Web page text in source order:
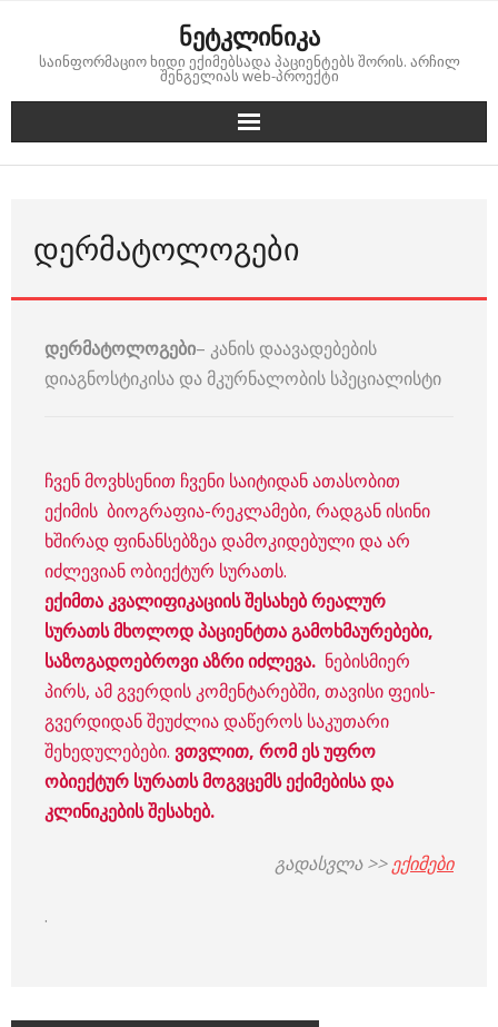
content
ნეტკლინიკა
საინფორმაციო ხიდი ექიმებსადა პაციენტებს შორის. არჩილ
შენგელიას web-პროექტი
ᲓᲔᲠᲛᲐᲢᲝᲚᲝᲒᲔᲑᲘ
დერმატოლოგები– კანის დაავადებების
დიაგნოსტიკისა და მკურნალობის სპეციალისტი
ჩვენ მოვხსენით ჩვენი საიტიდან ათასობით
ექიმის ბიოგრაფია-რეკლამები, რადგან ისინი
ხშირად ფინანსებზეა დამოკიდებული და არ
იძლევიან ობიექტურ სურათს.
ექიმთა კვალიფიკაციის შესახებ რეალურ
სურათს მხოლოდ პაციენტთა გამოხმაურებები,
საზოგადოებროვი აზრი იძლევა. ნებისმიერ
პირს, ამ გვერდის კომენტარებში, თავისი ფეის-
გვერდიდან შეუძლია დაწეროს საკუთარი
შეხედულებები. ვთვლით, რომ ეს უფრო
ობიექტურ სურათს მოგვცემს ექიმებისა და
კლინიკების შესახებ.
გადასვლა >>ექიმები
.